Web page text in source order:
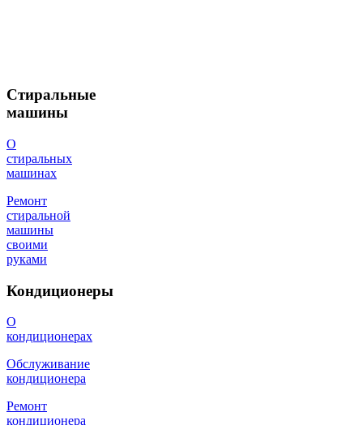
Стиральные
машины
О
стиральных
машинах
Ремонт
стиральной
машины
своими
руками
Кондиционеры
О
кондиционерах
Обслуживание
кондиционера
Ремонт
кондиционера